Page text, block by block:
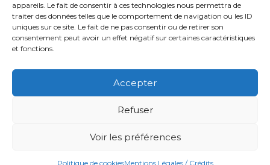
appareils. Le fait de consentir à ces technologies nous permettra de
traiter des données telles que le comportement de navigation ou les ID
uniques sur ce site. Le fait de ne pas consentir ou de retirer son
consentement peut avoir un effet négatif sur certaines caractéristiques
et fonctions.
Accepter
Refuser
Voir les préférences
Politique de cookiesMentions Légales / Crédits
Mentions Légales / Crédits
Politique de cookies (UE)
Politique de confidentialité – RGPD
© 2020 TV8 Moselle-Est - 9 avenue Saint-Remy - 57600 FORBACH -
Communication